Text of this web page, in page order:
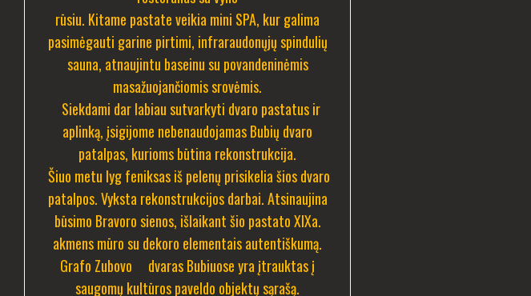
rūsiu. Kitame pastate veikia mini SPA, kur galima
pasimėgauti garine pirtimi, infraraudonųjų spindulių
sauna, atnaujintu baseinu su povandeninėmis
masažuojančiomis srovėmis.
Siekdami dar labiau sutvarkyti dvaro pastatus ir
aplinką, įsigijome nebenaudojamas Bubių dvaro
patalpas, kurioms būtina rekonstrukcija.
Šiuo metu lyg feniksas iš pelenų prisikelia šios dvaro
patalpos. Vyksta rekonstrukcijos darbai. Atsinaujina
būsimo Bravoro sienos, išlaikant šio pastato XIXa.
akmens mūro su dekoro elementais autentiškumą.
Grafo Zubovo dvaras Bubiuose yra įtrauktas į
saugomų kultūros paveldo objektų sąrašą.